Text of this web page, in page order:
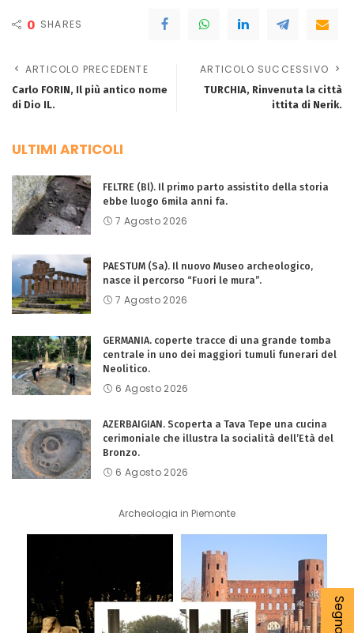
0 SHARES
ARTICOLO PRECEDENTE
Carlo FORIN, Il più antico nome
di Dio IL.
ARTICOLO SUCCESSIVO
TURCHIA, Rinvenuta la città
ittita di Nerik.
ULTIMI ARTICOLI
FELTRE (Bl). Il primo parto assistito della storia
ebbe luogo 6mila anni fa.
7 Agosto 2026
PAESTUM (Sa). Il nuovo Museo archeologico,
nasce il percorso “Fuori le mura”.
7 Agosto 2026
GERMANIA. coperte tracce di una grande tomba
centrale in uno dei maggiori tumuli funerari del
Neolitico.
6 Agosto 2026
AZERBAIGIAN. Scoperta a Tava Tepe una cucina
cerimoniale che illustra la socialità dell’Età del
Bronzo.
6 Agosto 2026
Archeologia in Piemonte